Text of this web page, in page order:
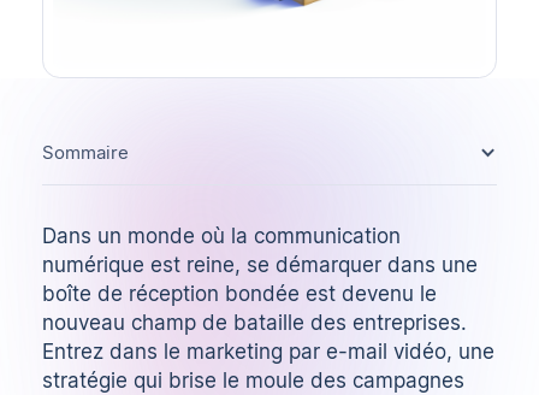
Dans un monde où la communication
numérique est reine, se démarquer dans une
boîte de réception bondée est devenu le
nouveau champ de bataille des entreprises.
Entrez dans le marketing par e-mail vidéo, une
stratégie qui brise le moule des campagnes
Sommaire